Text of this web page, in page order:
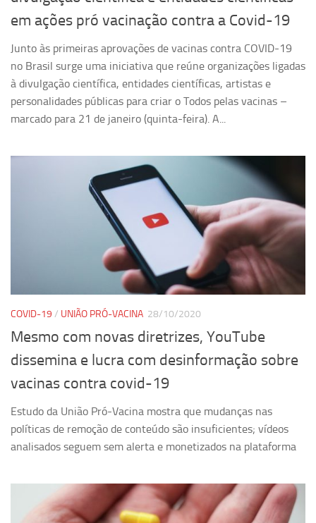
Ciência com Pipoca
Ciência Por Elas
Pint of Science
União Pró-Vacina
USP Analisa
Publicações
Revista Estudos Avançados
Newsletter
em ações pró vacinação contra a Covid-19
Junto às primeiras aprovações de vacinas contra COVID-19
no Brasil surge uma iniciativa que reúne organizações ligadas
à divulgação científica, entidades científicas, artistas e
personalidades públicas para criar o Todos pelas vacinas –
marcado para 21 de janeiro (quinta-feira). A...
COVID-19 / UNIÃO PRÓ-VACINA 28/10/2020
Mesmo com novas diretrizes, YouTube
dissemina e lucra com desinformação sobre
vacinas contra covid-19
Estudo da União Pró-Vacina mostra que mudanças nas
políticas de remoção de conteúdo são insuficientes; vídeos
analisados seguem sem alerta e monetizados na plataforma